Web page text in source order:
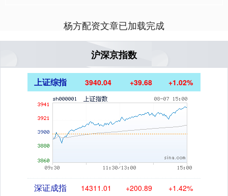
杨方配资文章已加载完成
沪深京指数
上证综指 3940.04 +39.68 +1.02%
深证成指 14311.01 +200.89 +1.42%